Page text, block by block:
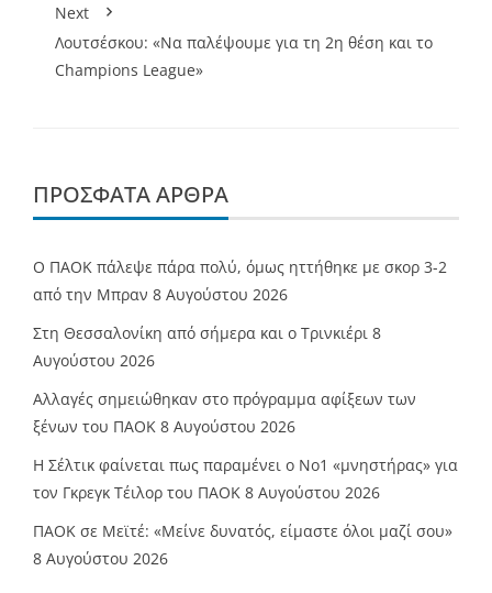
Next
Λουτσέσκου: «Να παλέψουμε για τη 2η θέση και το
Champions League»
ΠΡΌΣΦΑΤΑ ΆΡΘΡΑ
Ο ΠΑΟΚ πάλεψε πάρα πολύ, όμως ηττήθηκε με σκορ 3-2
από την Μπραν 8 Αυγούστου 2026
Στη Θεσσαλονίκη από σήμερα και ο Τρινκιέρι 8
Αυγούστου 2026
Αλλαγές σημειώθηκαν στο πρόγραμμα αφίξεων των
ξένων του ΠΑΟΚ 8 Αυγούστου 2026
Η Σέλτικ φαίνεται πως παραμένει ο Νο1 «μνηστήρας» για
τον Γκρεγκ Τέιλορ του ΠΑΟΚ 8 Αυγούστου 2026
ΠΑΟΚ σε Μεϊτέ: «Μείνε δυνατός, είμαστε όλοι μαζί σου»
8 Αυγούστου 2026